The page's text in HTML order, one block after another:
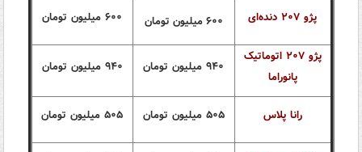
پژو ۲۰۷ دنده‌ای ۶۰۰ میلیون تومان ۶۰۰ میلیون تومان
پژو ۲۰۷ اتوماتیک
پانوراما
۹۴۰ میلیون تومان ۹۴۰ میلیون تومان
رانا پلاس ۵۰۵ میلیون تومان ۵۰۵ میلیون تومان